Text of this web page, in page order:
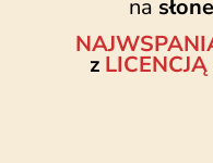
na
z LICENCJĄ